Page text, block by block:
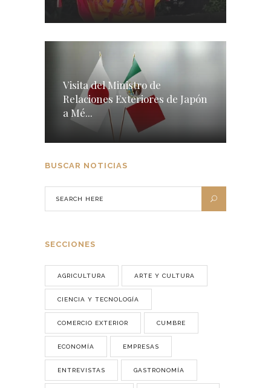
Visita del Ministro de
Relaciones Exteriores de Japón
a Mé...
BUSCAR NOTICIAS
SECCIONES
AGRICULTURA ARTE Y CULTURA
CIENCIA Y TECNOLOGÍA
COMERCIO EXTERIOR CUMBRE
ECONOMÍA EMPRESAS
ENTREVISTAS GASTRONOMÍA